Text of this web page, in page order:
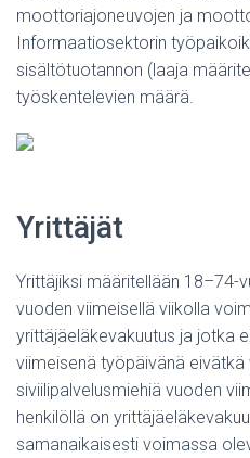
moottoriajoneuvojen ja
Informaatiosektorin
sisältötuotannon (laaja
työskentelevien määrä.
Yrittäjät
Yrittäjiksi määritellään 18–74-
vuoden viimeisellä viikolla
yrittäjäeläkevakuutus ja jotka
viimeisenä työpäivänä eivätkä
siviilipalvelusmiehiä vuoden
henkilöllä on
samanaikaisesti voimassa